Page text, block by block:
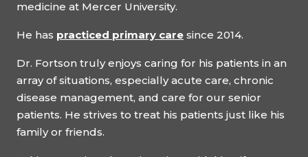
medicine at Mercer University.
He has practiced primary care since 2014.
Dr. Fortson truly enjoys caring for his patients in an
array of situations, especially acute care, chronic
disease management, and care for our senior
patients. He strives to treat his patients just like his
family or friends.